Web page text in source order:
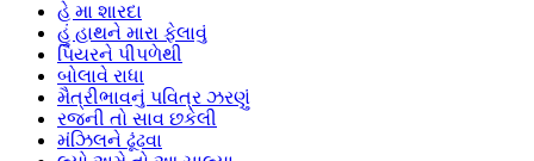
હે મા શારદા
હું હાથને મારા ફેલાવું
પિયરને પીપળેથી
બોલાવે રાધા
મૈત્રીભાવનું પવિત્ર ઝરણું
રજની તો સાવ છકેલી
મંઝિલને ઢૂંઢવા